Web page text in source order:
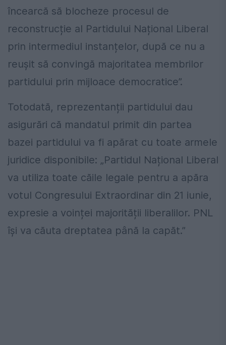
încearcă să blocheze procesul de
reconstrucție al Partidului Național Liberal
prin intermediul instanțelor, după ce nu a
reușit să convingă majoritatea membrilor
partidului prin mijloace democratice”.
Totodată, reprezentanții partidului dau
asigurări că mandatul primit din partea
bazei partidului va fi apărat cu toate armele
juridice disponibile: „Partidul Național Liberal
va utiliza toate căile legale pentru a apăra
votul Congresului Extraordinar din 21 iunie,
expresie a voinței majorității liberalilor. PNL
își va căuta dreptatea până la capăt.”